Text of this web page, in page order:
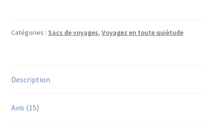
voyage
Catégories : Sacs de voyages, Voyagez en toute quiètude
Description
Avis (15)